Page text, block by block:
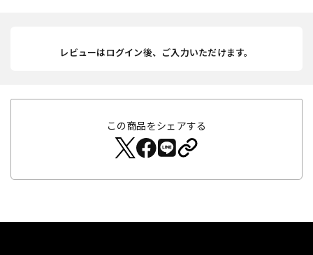
レビューはログイン後、ご入力いただけます。
この商品をシェアする